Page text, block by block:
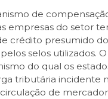
de
empresas do setor
crédito presumido
selos utilizados.
do qual os
tributária incidente
de